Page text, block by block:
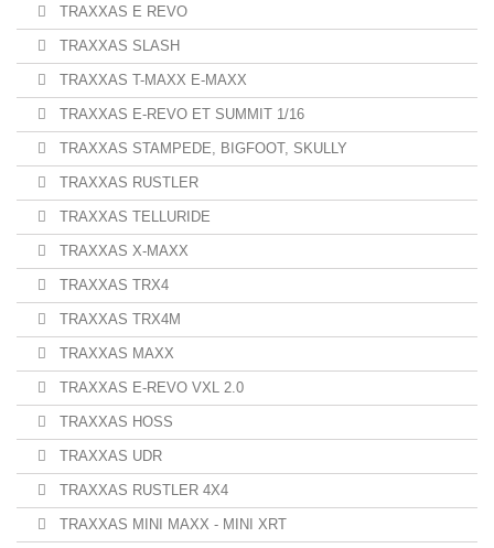
TRAXXAS E REVO
TRAXXAS SLASH
TRAXXAS T-MAXX E-MAXX
TRAXXAS E-REVO ET SUMMIT 1/16
TRAXXAS STAMPEDE, BIGFOOT, SKULLY
TRAXXAS RUSTLER
TRAXXAS TELLURIDE
TRAXXAS X-MAXX
TRAXXAS TRX4
TRAXXAS TRX4M
TRAXXAS MAXX
TRAXXAS E-REVO VXL 2.0
TRAXXAS HOSS
TRAXXAS UDR
TRAXXAS RUSTLER 4X4
TRAXXAS MINI MAXX - MINI XRT